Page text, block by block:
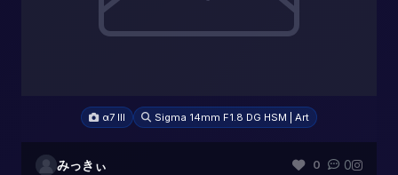
α7 III Sigma 14mm F1.8 DG HSM | Art
みっきぃ 0 0